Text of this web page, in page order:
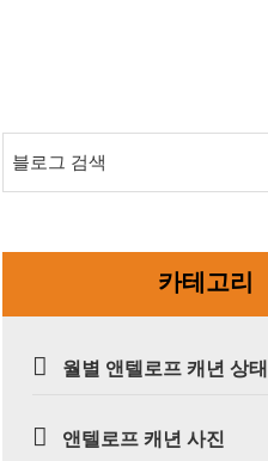
카테고리
월별 앤텔로프 캐년 상태
앤텔로프 캐년 사진